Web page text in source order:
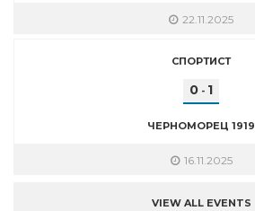
22.11.2025
СПОРТИСТ
0 - 1
ЧЕРНОМОРЕЦ 1919
16.11.2025
VIEW ALL EVENTS